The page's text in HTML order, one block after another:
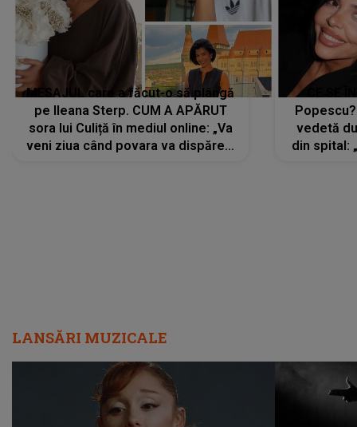
MESAJUL care a făcut-o să plângă
pe Ileana Sterp. CUM A APĂRUT
sora lui Culiță în mediul online: „Va
veni ziua când povara va dispărea,
vedetă
din spital:
LANSĂRI MUZICALE